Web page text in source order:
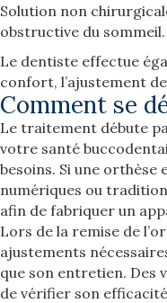
Solution non
obstructive du sommeil.
Le dentiste effectue
confort, l’ajustement
Comment se
Le traitement débute
votre santé
besoins. Si une orthèse
numériques ou
afin de fabriquer un
Lors de la remise de
ajustements
que son entretien. Des
de vérifier son